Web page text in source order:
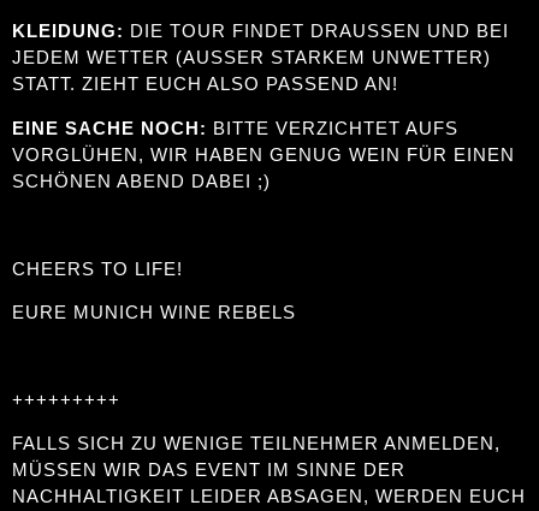
KLEIDUNG: DIE TOUR FINDET DRAUSSEN UND BEI J
EDEM WETTER (AUSSER STARKEM UNWETTER) ST
ATT. ZIEHT EUCH ALSO PASSEND AN!
EINE SACHE NOCH: BITTE VERZICHTET AUFS
VORGLÜHEN, WIR HABEN GENUG WEIN FÜR EINEN
SCHÖNEN ABEND DABEI ;)
CHEERS TO LIFE!
EURE MUNICH WINE REBELS
+++++++++
FALLS SICH ZU WENIGE TEILNEHMER ANMELDEN,
MÜSSEN WIR DAS EVENT IM SINNE DER
NACHHALTIGKEIT LEIDER ABSAGEN, WERDEN EUCH